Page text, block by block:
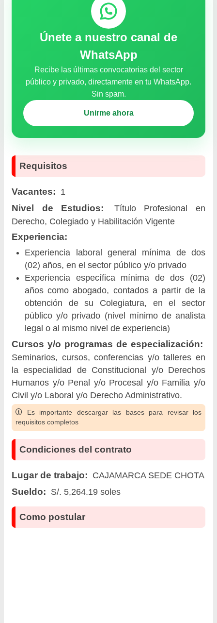
Únete a nuestro canal de
WhatsApp
Recibe las últimas convocatorias del sector
público y privado, directamente en tu WhatsApp.
Sin spam.
Unirme ahora
Requisitos
Vacantes: 1
Nivel de Estudios:
Título Profesional en
Derecho, Colegiado y Habilitación Vigente
Experiencia:
Experiencia laboral general mínima de dos
(02) años, en el sector público y/o privado
Experiencia específica mínima de dos (02)
años como abogado, contados a partir de la
obtención de su Colegiatura, en el sector
público y/o privado (nivel mínimo de analista
legal o al mismo nivel de experiencia)
Cursos y/o programas de especialización:
Seminarios, cursos, conferencias y/o talleres en
la especialidad de Constitucional y/o Derechos
Humanos y/o Penal y/o Procesal y/o Familia y/o
Civil y/o Laboral y/o Derecho Administrativo.
Es importante descargar las bases para revisar los
requisitos completos
Condiciones del contrato
Lugar de trabajo: CAJAMARCA SEDE CHOTA
Sueldo: S/. 5,264.19 soles
Como postular